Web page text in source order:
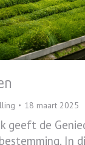
18 maart 2025
geeft de
In